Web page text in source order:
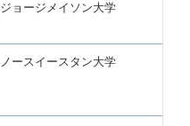
ジョージメイソン大学
ノースイースタン大学